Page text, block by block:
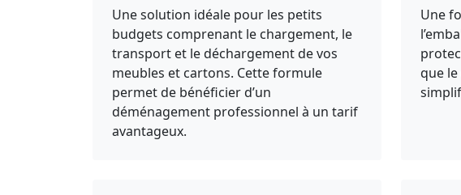
Une solution idéale pour les petits
budgets comprenant le chargement, le
transport et le déchargement de vos
meubles et cartons. Cette formule
permet de bénéficier d’un
déménagement professionnel à un tarif
avantageux.
Une
que